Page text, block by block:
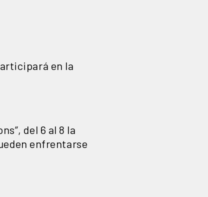
en la
del 6 al 8 la
enfrentarse